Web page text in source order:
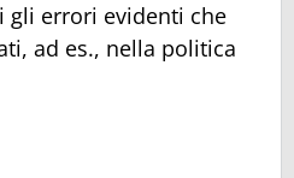
gli errori evidenti che
ad es., nella politica